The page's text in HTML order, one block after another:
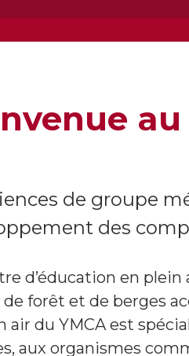
de groupe
des
d’éducation en
forêt et de berges
air du YMCA est
aux organismes